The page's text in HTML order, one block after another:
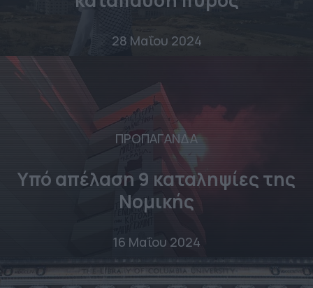
28 Μαΐου 2024
ΠΡΟΠΑΓΑΝΔΑ
Υπό απέλαση 9 καταληψίες της
Νομικής
16 Μαΐου 2024